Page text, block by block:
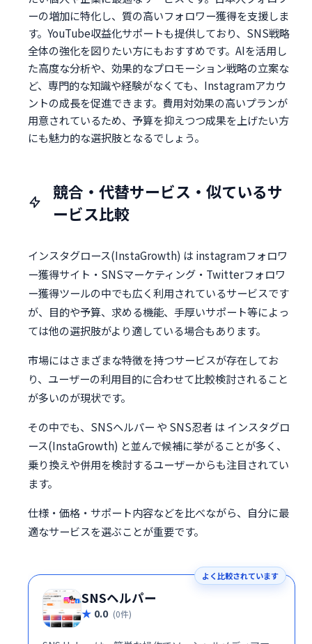
ーの増加に特化し、質の高いフォロワー獲得を支援しま
す。YouTube収益化サポートも提供しており、SNS戦略
全体の強化を図りたい方にもおすすめです。AIを活用し
た高度な分析や、効果的なプロモーション戦略の立案な
ど、専門的な知識や経験がなくても、Instagramアカウ
ントの成長を促進できます。費用対効果の高いプランが
用意されているため、予算を抑えつつ成果を上げたい方
にも魅力的な選択肢となるでしょう。
競合・代替サービス・似ているサ
ービス比較
インスタグロース(InstaGrowth) は instagramフォロワ
ー獲得サイト・SNSマーケティング・Twitterフォロワ
ー獲得ツールの中でも広く利用されているサービスです
が、目的や予算、求める機能、手厚いサポート等によっ
ては他の選択肢がより適している場合もあります。
市場にはさまざまな特徴を持つサービスが存在してお
り、ユーザーの利用目的に合わせて比較検討されること
が多いのが現状です。
その中でも、SNSヘルパー や SNS忍者 は インスタグロ
ース(InstaGrowth) と並んで候補に挙がることが多く、
乗り換えや併用を検討するユーザーからも注目されてい
ます。
仕様・価格・サポート内容などを比べながら、自分に最
適なサービスを選ぶことが重要です。
よく比較されています
SNSヘルパー
0.0 (0件)